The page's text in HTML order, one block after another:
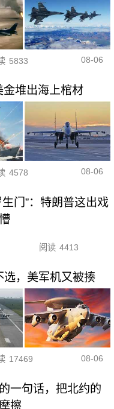
5833 08-06
金堆出海上棺材
4578 08-06
生门”：特朗普这出戏
阅读 4413
，美军机又被揍
17469 08-06
一句话，把北约的
擦